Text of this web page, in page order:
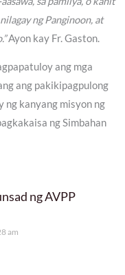
ng Panginoon, at
Ayon kay Fr. Gaston.
ang mga
ang pakikipagpulong
ng kanyang misyon ng
ng Simbahan
ng AVPP
am